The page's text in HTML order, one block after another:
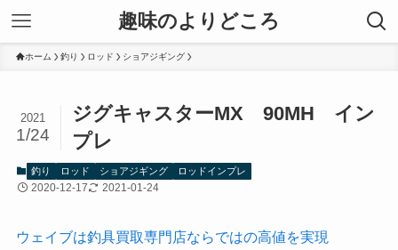
趣味のよりどころ
ホーム 釣り ロッド ショアジギング
ジグキャスターMX 90MH イン
プレ
2021
1/24
釣り ロッド ショアジギング ロッドインプレ
2020-12-17 2021-01-24
ウェイブは釣具買取専門店ならではの高値を実現